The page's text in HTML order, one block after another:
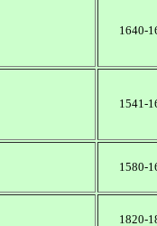
1640-
1541-
1580-
1820-